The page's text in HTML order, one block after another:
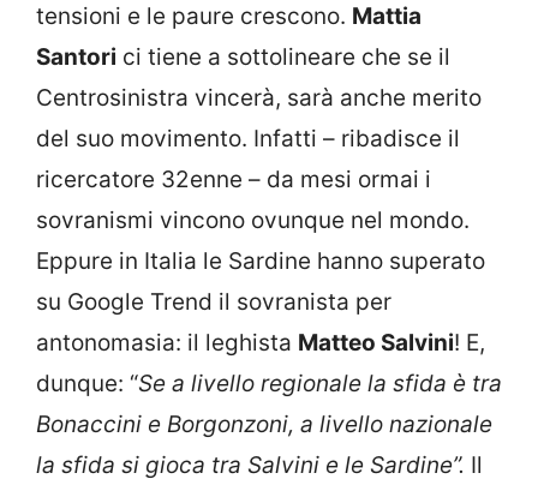
tensioni e le paure crescono. Mattia
Santori ci tiene a sottolineare che se il
Centrosinistra vincerà, sarà anche merito
del suo movimento. Infatti – ribadisce il
ricercatore 32enne – da mesi ormai i
sovranismi vincono ovunque nel mondo.
Eppure in Italia le Sardine hanno superato
su Google Trend il sovranista per
antonomasia: il leghista Matteo Salvini! E,
dunque: “Se a livello regionale la sfida è tra
Bonaccini e Borgonzoni, a livello nazionale
la sfida si gioca tra Salvini e le Sardine”. Il